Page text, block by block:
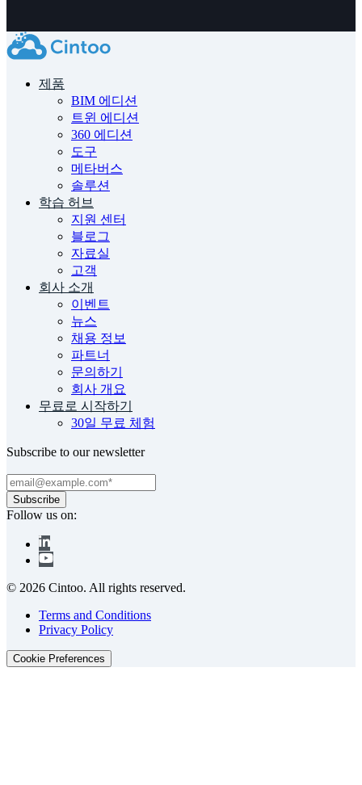
제품
BIM 에디션
트윈 에디션
360 에디션
도구
메타버스
솔루션
학습 허브
지원 센터
블로그
자료실
고객
회사 소개
이벤트
뉴스
채용 정보
파트너
문의하기
회사 개요
무료로 시작하기
30일 무료 체험
Subscribe to our newsletter
Follow us on:
© 2026 Cintoo. All rights reserved.
Terms and Conditions
Privacy Policy
Cookie Preferences